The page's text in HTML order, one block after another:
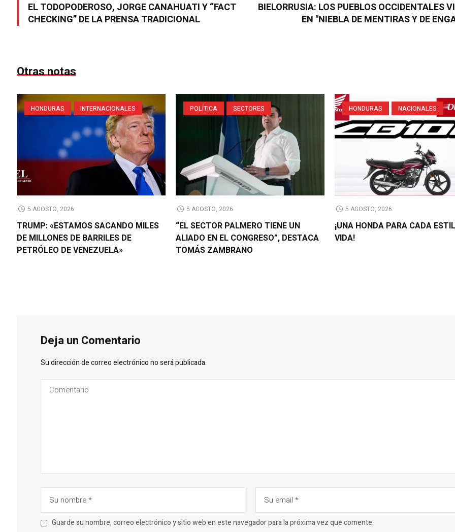
EL TODOPODEROSO, JORGE CANAHUATI Y “FACT
CHECKING” DE LA PRENSA TRADICIONAL
BIELORRUSIA: LOS PUEBLOS OCCIDENTALES
EN "NIEBLA DE MENTIRAS Y DE
Otras notas
HONDURAS INTERNACIONALES
5 AGOSTO, 2026
TRUMP: «ESTAMOS SACANDO MILES
DE MILLONES DE BARRILES DE
PETRÓLEO DE VENEZUELA»
POLÍTICA SECTORES
5 AGOSTO, 2026
“EL SECTOR PALMERO TIENE UN
ALIADO EN EL CONGRESO”, DESTACA
TOMÁS ZAMBRANO
HONDURAS NACIONALES
5 AGOSTO, 2026
¡UNA HONDA PARA CADA
VIDA!
Deja un Comentario
Su dirección de correo electrónico no será publicada.
Guarde su nombre, correo electrónico y sitio web en este navegador para la próxima vez que comente.